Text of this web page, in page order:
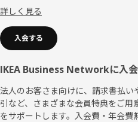
詳しく見る
入会する
IKEA Business Networkに入
法人のお客さま向けに、請求書払
引など、さまざまな会員特典をご
をサポートします。入会費・年会費